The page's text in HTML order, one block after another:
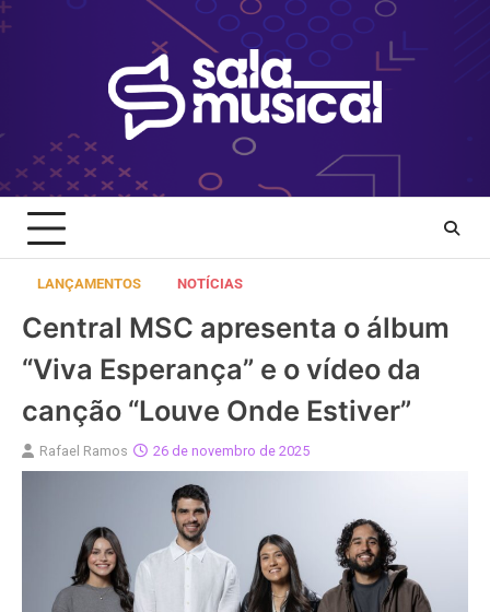
Skip
to
LANÇAMENTOS NOTÍCIAS
Central MSC apresenta o álbum
“Viva Esperança” e o vídeo da
canção “Louve Onde Estiver”
Rafael Ramos 26 de novembro de 2025